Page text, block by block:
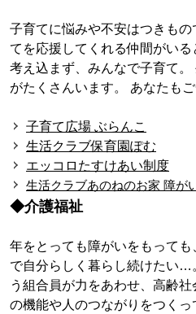
子育てに悩みや不安はつきも
てを応援してくれる仲間がい
考え込まず、みんなで子育て
がたくさんいます。 あなたも
子育て広場 ぶらんこ
生活クラブ保育園ぽむ
エッコロたすけあい制度
生活クラブあのねのお家 障が
◆介護福祉
年をとっても障がいをもって
で自分らしく暮らし続けたい…
う組合員が力をあわせ、高齢
の機能や人のつながりをつくっ